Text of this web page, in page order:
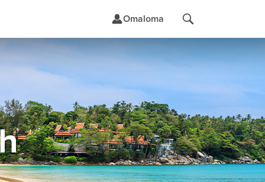
Omaloma